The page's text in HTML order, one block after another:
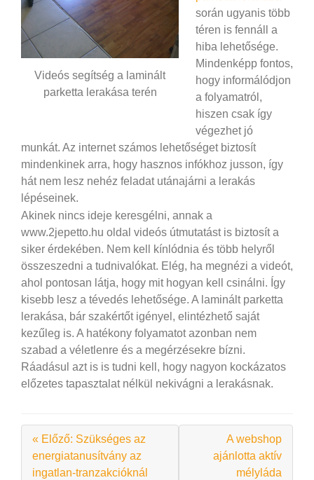
Videós segítség a laminált
parketta lerakása terén
során ugyanis több
téren is fennáll a
hiba lehetősége.
Mindenképp fontos,
hogy informálódjon
a folyamatról,
hiszen csak így
végezhet jó
munkát. Az internet számos lehetőséget biztosít
mindenkinek arra, hogy hasznos infókhoz jusson, így
hát nem lesz nehéz feladat utánajárni a lerakás
lépéseinek.
Akinek nincs ideje keresgélni, annak a
www.2jepetto.hu oldal videós útmutatást is biztosít a
siker érdekében. Nem kell kínlódnia és több helyről
összeszedni a tudnivalókat. Elég, ha megnézi a videót,
ahol pontosan látja, hogy mit hogyan kell csinálni. Így
kisebb lesz a tévedés lehetősége. A laminált parketta
lerakása, bár szakértőt igényel, elintézhető saját
kezűleg is. A hatékony folyamatot azonban nem
szabad a véletlenre és a megérzésekre bízni.
Ráadásul azt is is tudni kell, hogy nagyon kockázatos
előzetes tapasztalat nélkül nekivágni a lerakásnak.
« Előző: Szükséges az
energiatanusítvány az
ingatlan-tranzakcióknál
A webshop
ajánlotta aktív
mélyláda